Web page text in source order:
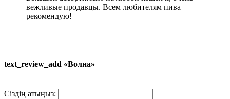
вежливые продавцы. Всем любителям пива
рекомендую!
text_review_add «Волна»
Сіздің атыңыз: